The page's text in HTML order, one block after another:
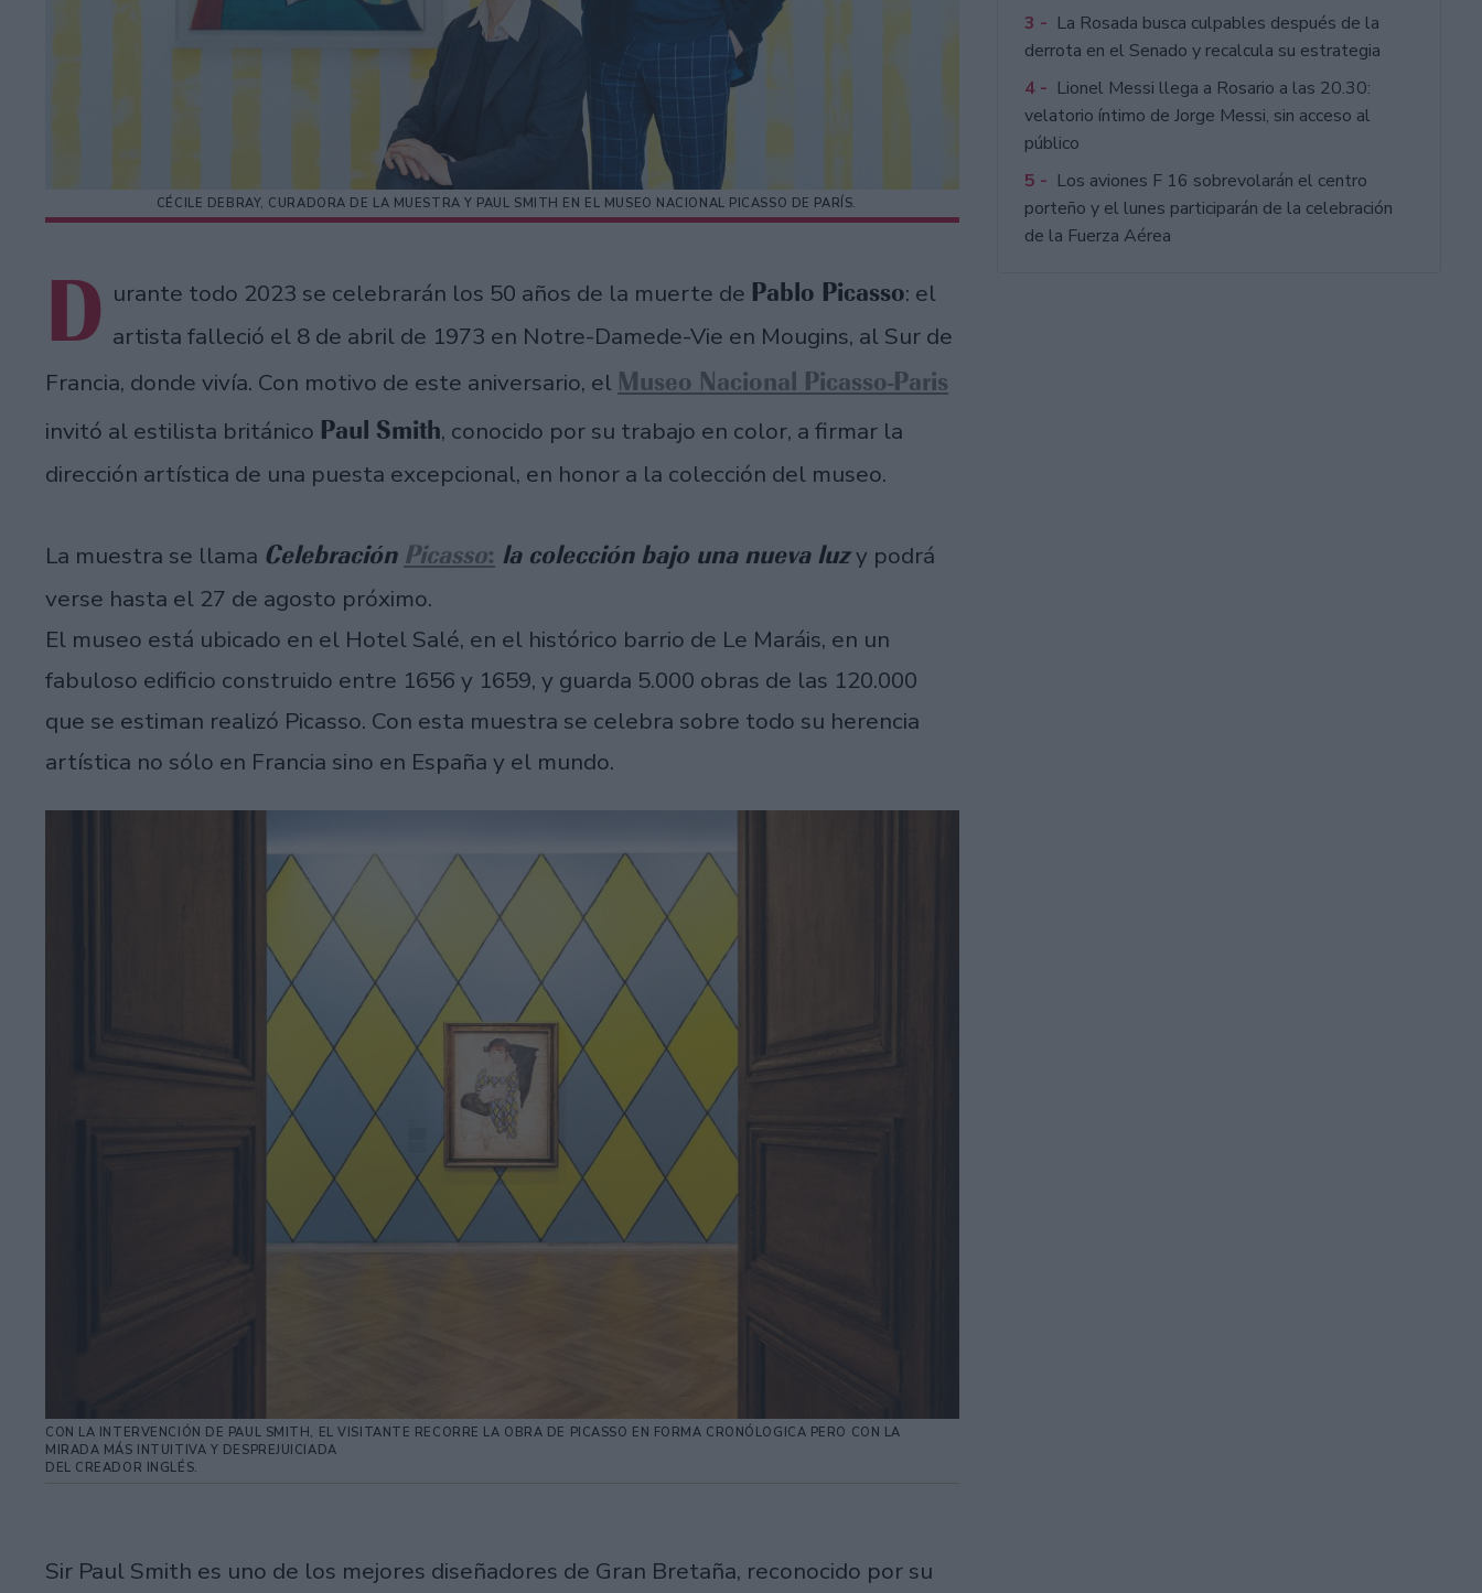
CÉCILE DEBRAY, CURADORA DE LA MUESTRA Y PAUL SMITH EN EL MUSEO NACIONAL PICASSO DE PARÍS.
D urante todo 2023 se celebrarán los 50 años de la muerte de Pablo Picasso: el
artista falleció el 8 de abril de 1973 en Notre-Damede-Vie en Mougins, al Sur de
Francia, donde vivía. Con motivo de este aniversario, el Museo Nacional Picasso-Paris
invitó al estilista británico Paul Smith, conocido por su trabajo en color, a firmar la
dirección artística de una puesta excepcional, en honor a la colección del museo.
La muestra se llama Celebración Picasso: la colección bajo una nueva luz y podrá
verse hasta el 27 de agosto próximo.
El museo está ubicado en el Hotel Salé, en el histórico barrio de Le Maráis, en un
fabuloso edificio construido entre 1656 y 1659, y guarda 5.000 obras de las 120.000
que se estiman realizó Picasso. Con esta muestra se celebra sobre todo su herencia
artística no sólo en Francia sino en España y el mundo.
CON LA INTERVENCIÓN DE PAUL SMITH, EL VISITANTE RECORRE LA OBRA DE PICASSO EN FORMA CRONÓLOGICA PERO CON LA
MIRADA MÁS INTUITIVA Y DESPREJUICIADA
DEL CREADOR INGLÉS.
Sir Paul Smith es uno de los mejores diseñadores de Gran Bretaña, reconocido por su
3 - La Rosada busca culpables después de la
derrota en el Senado y recalcula su estrategia
4 - Lionel Messi llega a Rosario a las 20.30:
velatorio íntimo de Jorge Messi, sin acceso al
público
5 - Los aviones F 16 sobrevolarán el centro
porteño y el lunes participarán de la celebración
de la Fuerza Aérea